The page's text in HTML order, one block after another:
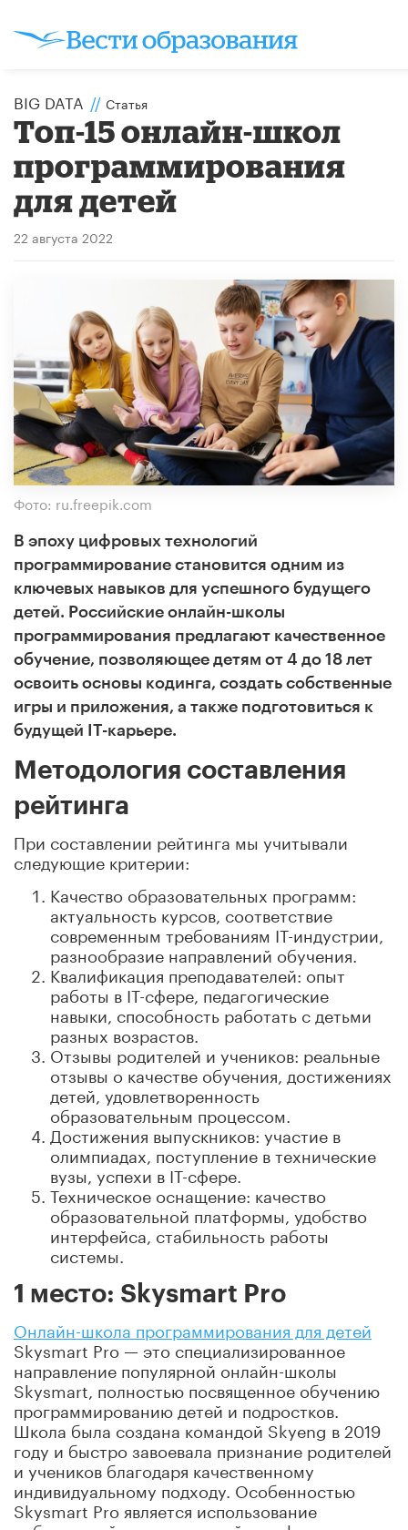
BIG DATA // Статья
Топ-15 онлайн-школ
программирования
для детей
22 августа 2022
Фото: ru.freepik.com
В эпоху цифровых технологий
программирование становится одним из
ключевых навыков для успешного будущего
детей. Российские онлайн-школы
программирования предлагают качественное
обучение, позволяющее детям от 4 до 18 лет
освоить основы кодинга, создать собственные
игры и приложения, а также подготовиться к
будущей IT-карьере.
Методология составления
рейтинга
При составлении рейтинга мы учитывали
следующие критерии:
Качество образовательных программ:
актуальность курсов, соответствие
современным требованиям IT-индустрии,
разнообразие направлений обучения.
Квалификация преподавателей: опыт
работы в IT-сфере, педагогические
навыки, способность работать с детьми
разных возрастов.
Отзывы родителей и учеников: реальные
отзывы о качестве обучения, достижениях
детей, удовлетворенность
образовательным процессом.
Достижения выпускников: участие в
олимпиадах, поступление в технические
вузы, успехи в IT-сфере.
Техническое оснащение: качество
образовательной платформы, удобство
интерфейса, стабильность работы
системы.
1 место: Skysmart Pro
Онлайн-школа программирования для детей
Skysmart Pro — это специализированное
направление популярной онлайн-школы
Skysmart, полностью посвященное обучению
программированию детей и подростков.
Школа была создана командой Skyeng в 2019
году и быстро завоевала признание родителей
и учеников благодаря качественному
индивидуальному подходу. Особенностью
Skysmart Pro является использование